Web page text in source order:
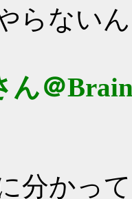
らない
ん＠
分かっ